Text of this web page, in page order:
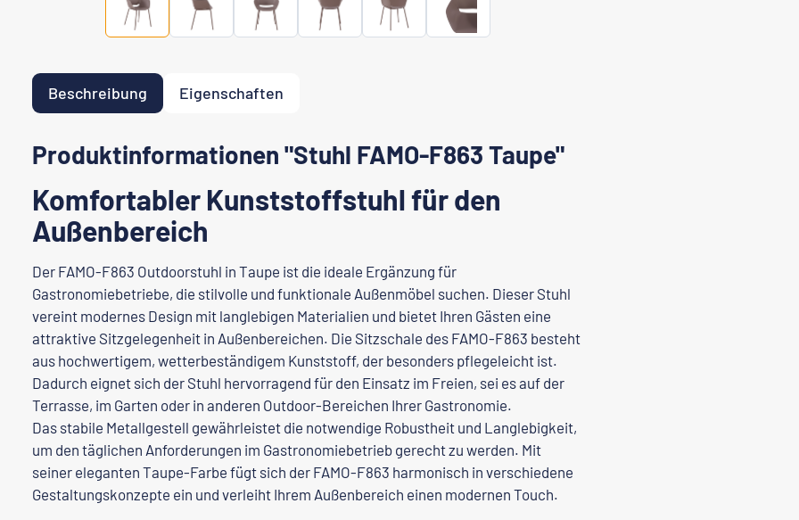
Beschreibung Eigenschaften
Produktinformationen "Stuhl FAMO-F863 Taupe"
Komfortabler Kunststoffstuhl für den
Außenbereich
Der FAMO-F863 Outdoorstuhl in Taupe ist die ideale Ergänzung für
Gastronomiebetriebe, die stilvolle und funktionale Außenmöbel suchen. Dieser Stuhl
vereint modernes Design mit langlebigen Materialien und bietet Ihren Gästen eine
attraktive Sitzgelegenheit in Außenbereichen. Die Sitzschale des FAMO-F863 besteht
aus hochwertigem, wetterbeständigem Kunststoff, der besonders pflegeleicht ist.
Dadurch eignet sich der Stuhl hervorragend für den Einsatz im Freien, sei es auf der
Terrasse, im Garten oder in anderen Outdoor-Bereichen Ihrer Gastronomie.
Das stabile Metallgestell gewährleistet die notwendige Robustheit und Langlebigkeit,
um den täglichen Anforderungen im Gastronomiebetrieb gerecht zu werden. Mit
seiner eleganten Taupe-Farbe fügt sich der FAMO-F863 harmonisch in verschiedene
Gestaltungskonzepte ein und verleiht Ihrem Außenbereich einen modernen Touch.